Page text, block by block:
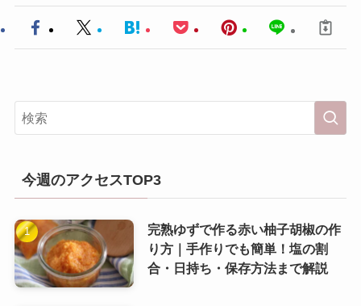
今週のアクセスTOP3
完熟ゆずで作る赤い柚子胡椒の作
り方｜手作りでも簡単！塩の割
合・日持ち・保存方法まで解説